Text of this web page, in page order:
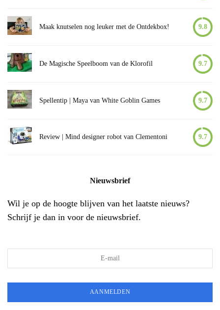
Maak knutselen nog leuker met de Ontdekbox! 9.8
De Magische Speelboom van de Klorofil 9.7
Spellentip | Maya van White Goblin Games 9.7
Review | Mind designer robot van Clementoni 9.7
Nieuwsbrief
Wil je op de hoogte blijven van het laatste nieuws?
Schrijf je dan in voor de nieuwsbrief.